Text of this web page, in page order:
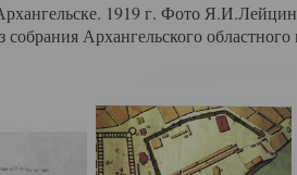
1919 г. Фото
Архангельского областного